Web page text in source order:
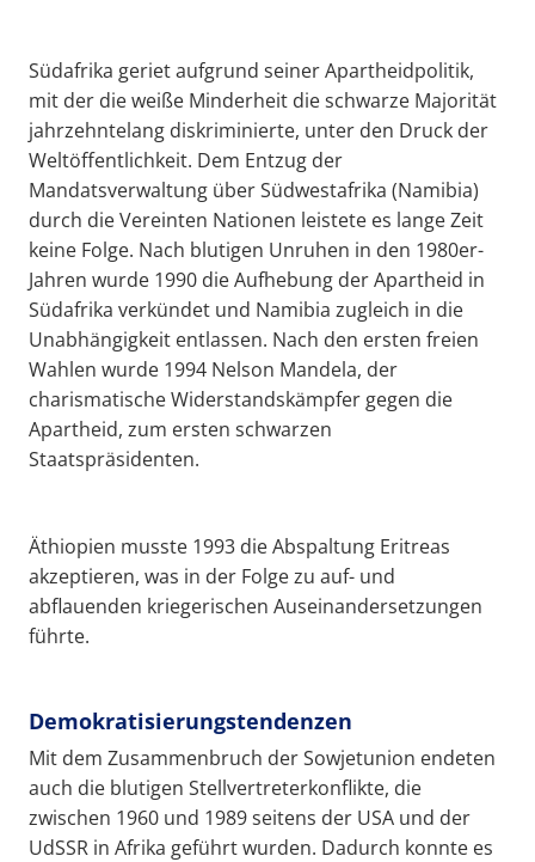
Südafrika geriet aufgrund seiner Apartheidpolitik,
mit der die weiße Minderheit die schwarze Majorität
jahrzehntelang diskriminierte, unter den Druck der
Weltöffentlichkeit. Dem Entzug der
Mandatsverwaltung über Südwestafrika (Namibia)
durch die Vereinten Nationen leistete es lange Zeit
keine Folge. Nach blutigen Unruhen in den 1980er-
Jahren wurde 1990 die Aufhebung der Apartheid in
Südafrika verkündet und Namibia zugleich in die
Unabhängigkeit entlassen. Nach den ersten freien
Wahlen wurde 1994 Nelson Mandela, der
charismatische Widerstandskämpfer gegen die
Apartheid, zum ersten schwarzen
Staatspräsidenten.
Äthiopien musste 1993 die Abspaltung Eritreas
akzeptieren, was in der Folge zu auf- und
abflauenden kriegerischen Auseinandersetzungen
führte.
Demokratisierungstendenzen
Mit dem Zusammenbruch der Sowjetunion endeten
auch die blutigen Stellvertreterkonflikte, die
zwischen 1960 und 1989 seitens der USA und der
UdSSR in Afrika geführt wurden. Dadurch konnte es